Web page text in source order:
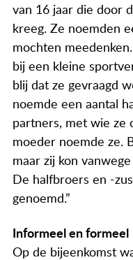
van 16 jaar die door
kreeg. Ze noemden
mochten
bij een kleine
blij dat ze gevraagd
noemde een aantal
partners, met wie ze
moeder noemde ze.
maar zij kon
De halfbroers en -
genoemd.”
Informeel en formeel
Op de bijeenkomst